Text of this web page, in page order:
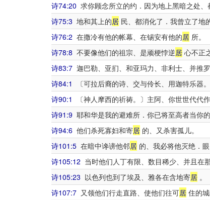
诗74:20 求你顾念所立的约．因为地上黑暗之处、
诗75:3 地和其上的居 民、都消化了．我曾立了地
诗76:2 在撒冷有他的帐幕、在锡安有他的居 所。
诗78:8 不要像他们的祖宗、是顽梗悖逆居 心不正
诗83:7 迦巴勒、亚扪、和亚玛力、非利士、并推
诗84:1
〔可拉后裔的诗、交与伶长、用迦特乐器
诗90:1
〔神人摩西的祈祷。〕主阿、你世世代代
诗91:9 耶和华是我的避难所．你已将至高者当你的
诗94:6 他们杀死寡妇和寄居 的、又杀害孤儿。
诗101:5 在暗中谗谤他邻居 的、我必将他灭绝．
诗105:12 当时他们人丁有限、数目稀少、并且在
诗105:23 以色列也到了埃及、雅各在含地寄居 。
诗107:7 又领他们行走直路、使他们往可居 住的城